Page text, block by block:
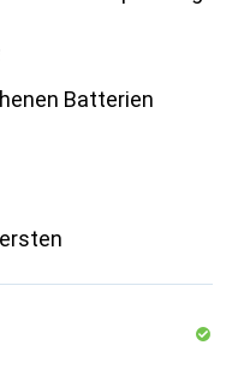
Batterien